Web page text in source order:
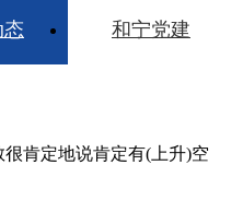
和宁党建
肯定地说肯定有(上升)空